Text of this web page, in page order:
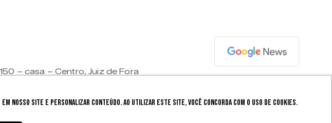
nosso site e personalizar conteúdo. Ao utilizar este site, você concorda com o uso de cookies.
– casa – Centro, Juiz de Fora